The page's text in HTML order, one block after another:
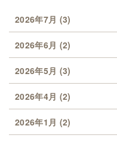
2026年7月 (3)
2026年6月 (2)
2026年5月 (3)
2026年4月 (2)
2026年1月 (2)